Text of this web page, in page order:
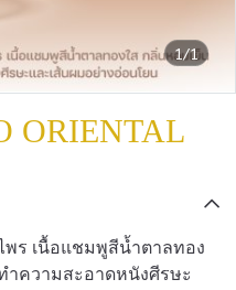
1/1
ORIENTAL
พร เนื้อแชมพูสีน้ำตาลทอง
ความสะอาดหนังศีรษะ